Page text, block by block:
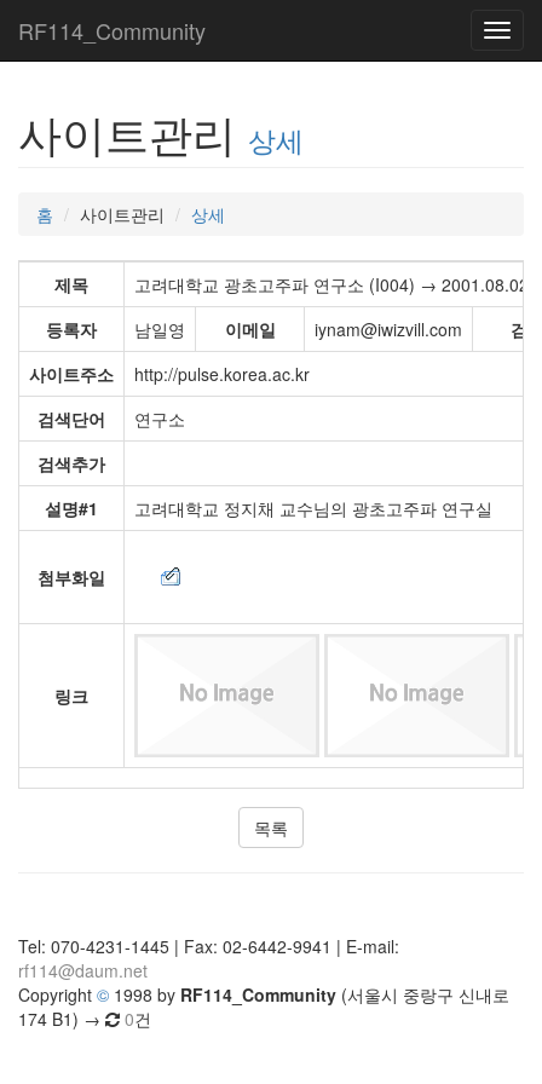
RF114_Community
사이트관리 상세
홈 사이트관리 상세
제목
고려대학교 광초고주파 연구소 (I004) → 2001.08.02
등록자
남일영 이메일 iynam@iwizvill.com
검
사이트주소
http://pulse.korea.ac.kr
검색단어
연구소
검색추가
설명#1
고려대학교 정지채 교수님의 광초고주파 연구실
첨부화일
링크
목록
Tel: 070-4231-1445 | Fax: 02-6442-9941 | E-mail:
rf114@daum.net
Copyright © 1998 by RF114_Community (서울시 중랑구 신내로
174 B1) →
0건